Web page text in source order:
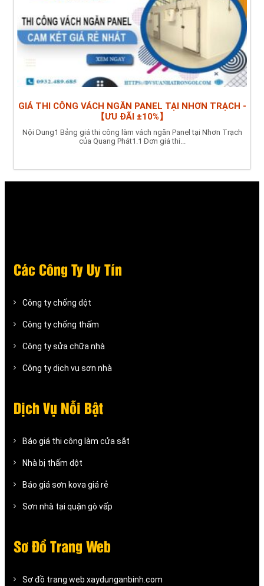
GIÁ THI CÔNG VÁCH NGĂN PANEL TẠI NHƠN TRẠCH -
【ƯU ĐÃI ±10%】
Nội Dung1 Bảng giá thi công làm vách ngăn Panel tại Nhơn Trạch
của Quang Phát1.1 Đơn giá thi...
Các Công Ty Uy Tín
Công ty chống dột
Công ty chống thấm
Công ty sửa chữa nhà
Công ty dịch vụ sơn nhà
Dịch Vụ Nỗi Bật
Báo giá thi công làm cửa sắt
Nhà bị thấm dột
Báo giá sơn kova giá rẻ
Sơn nhà tại quận gò vấp
Sơ Đồ Trang Web
Sơ đồ trang web xaydunganbinh.com